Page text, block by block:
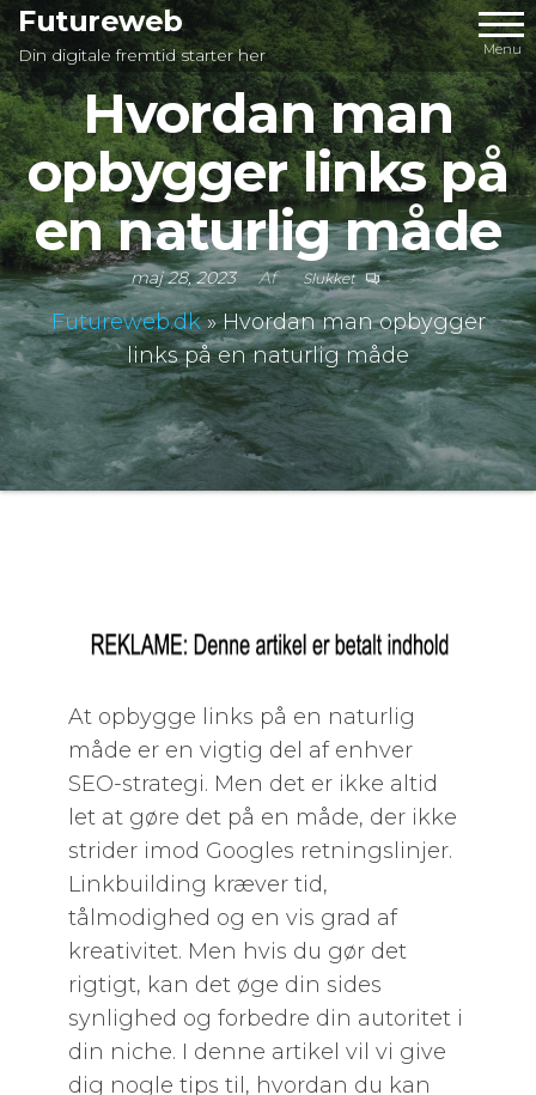
Videre
til
indhold
Futureweb
Din digitale fremtid starter her Menu
Hvordan man
opbygger links på
en naturlig måde
maj 28, 2023 Af Slukket
Futureweb.dk»Hvordan man opbygger
links på en naturlig måde
At opbygge links på en naturlig
måde er en vigtig del af enhver
SEO-strategi. Men det er ikke altid
let at gøre det på en måde, der ikke
strider imod Googles retningslinjer.
Linkbuilding kræver tid,
tålmodighed og en vis grad af
kreativitet. Men hvis du gør det
rigtigt, kan det øge din sides
synlighed og forbedre din autoritet i
din niche. I denne artikel vil vi give
dig nogle tips til, hvordan du kan